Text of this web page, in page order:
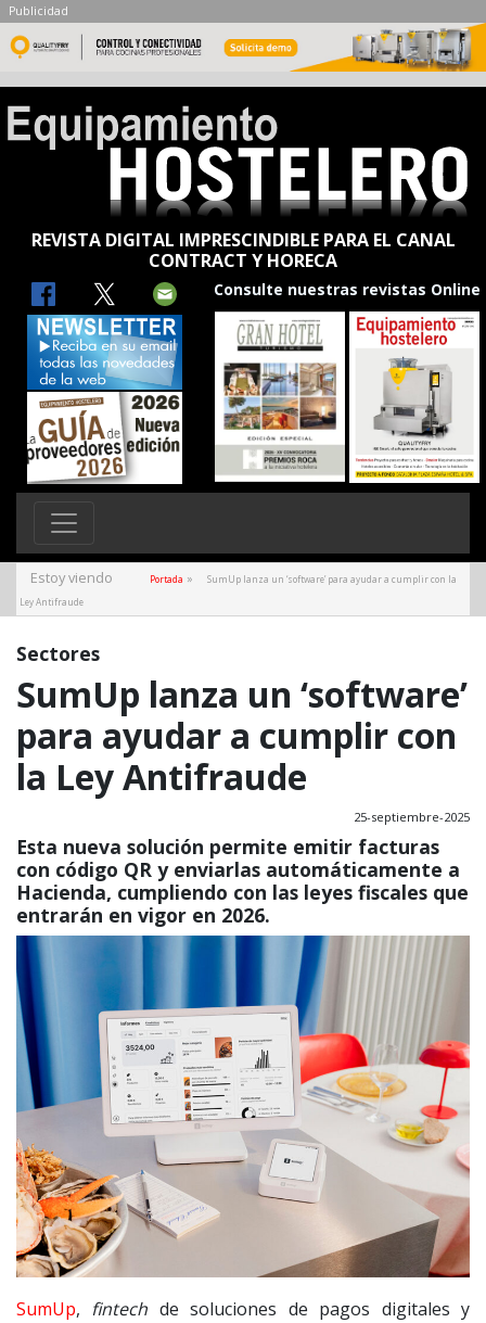
Publicidad
REVISTA DIGITAL IMPRESCINDIBLE PARA EL CANAL
CONTRACT Y HORECA
Consulte nuestras revistas Online
Estoy viendo Portada »
SumUp lanza un ‘software’ para ayudar a cumplir con la
Ley Antifraude
Sectores
SumUp lanza un ‘software’
para ayudar a cumplir con
la Ley Antifraude
25-septiembre-2025
Esta nueva solución permite emitir facturas
con código QR y enviarlas automáticamente a
Hacienda, cumpliendo con las leyes fiscales que
entrarán en vigor en 2026.
SumUp, fintech de soluciones de pagos digitales y